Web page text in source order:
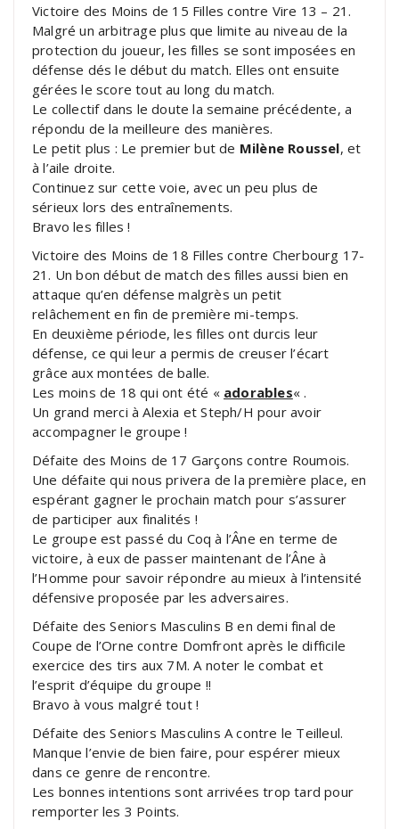
Victoire des Moins de 15 Filles contre Vire 13 – 21.
Malgré un arbitrage plus que limite au niveau de la
protection du joueur, les filles se sont imposées en
défense dés le début du match. Elles ont ensuite
gérées le score tout au long du match.
Le collectif dans le doute la semaine précédente, a
répondu de la meilleure des manières.
Le petit plus : Le premier but de Milène Roussel, et
à l’aile droite.
Continuez sur cette voie, avec un peu plus de
sérieux lors des entraînements.
Bravo les filles !
Victoire des Moins de 18 Filles contre Cherbourg 17-
21. Un bon début de match des filles aussi bien en
attaque qu’en défense malgrès un petit
relâchement en fin de première mi-temps.
En deuxième période, les filles ont durcis leur
défense, ce qui leur a permis de creuser l’écart
grâce aux montées de balle.
Les moins de 18 qui ont été « adorables« .
Un grand merci à Alexia et Steph/H pour avoir
accompagner le groupe !
Défaite des Moins de 17 Garçons contre Roumois.
Une défaite qui nous privera de la première place, en
espérant gagner le prochain match pour s’assurer
de participer aux finalités !
Le groupe est passé du Coq à l’Âne en terme de
victoire, à eux de passer maintenant de l’Âne à
l’Homme pour savoir répondre au mieux à l’intensité
défensive proposée par les adversaires.
Défaite des Seniors Masculins B en demi final de
Coupe de l’Orne contre Domfront après le difficile
exercice des tirs aux 7M. A noter le combat et
l’esprit d’équipe du groupe !!
Bravo à vous malgré tout !
Défaite des Seniors Masculins A contre le Teilleul.
Manque l’envie de bien faire, pour espérer mieux
dans ce genre de rencontre.
Les bonnes intentions sont arrivées trop tard pour
remporter les 3 Points.